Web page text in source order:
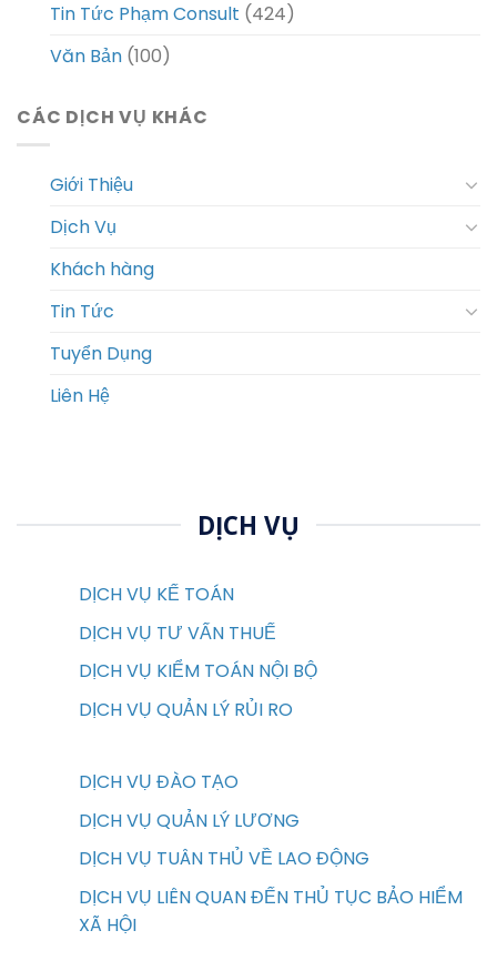
Tin Tức Phạm Consult (424)
Văn Bản (100)
CÁC DỊCH VỤ KHÁC
Giới Thiệu
Dịch Vụ
Khách hàng
Tin Tức
Tuyển Dụng
Liên Hệ
DỊCH VỤ
DỊCH VỤ KẾ TOÁN
DỊCH VỤ TƯ VẤN THUẾ
DỊCH VỤ KIỂM TOÁN NỘI BỘ
DỊCH VỤ QUẢN LÝ RỦI RO
DỊCH VỤ ĐÀO TẠO
DỊCH VỤ QUẢN LÝ LƯƠNG
DỊCH VỤ TUÂN THỦ VỀ LAO ĐỘNG
DỊCH VỤ LIÊN QUAN ĐẾN THỦ TỤC BẢO HIỂM
XÃ HỘI